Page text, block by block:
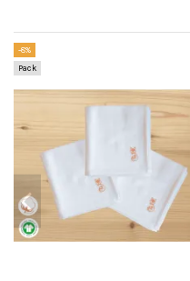
-8%
Pack